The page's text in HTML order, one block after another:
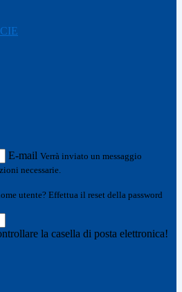
E-mail Verrà inviato un messaggio
necessarie.
utente? Effettua il reset della password
la casella di posta elettronica!